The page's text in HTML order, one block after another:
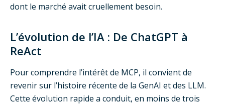
dont le marché avait cruellement besoin.
L’évolution de l’IA : De ChatGPT à
ReAct
Pour comprendre l’intérêt de MCP, il convient de
revenir sur l’histoire récente de la GenAI et des LLM.
Cette évolution rapide a conduit, en moins de trois